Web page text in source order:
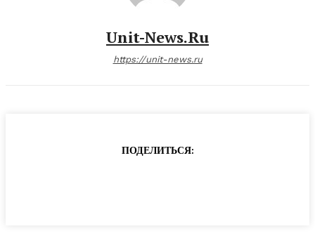
Unit-News.ru
https://unit-news.ru
ПОДЕЛИТЬСЯ: